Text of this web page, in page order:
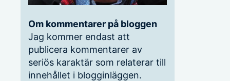
Om kommentarer på bloggen
Jag kommer endast att
publicera kommentarer av
seriös karaktär som relaterar till
innehållet i blogginläggen.